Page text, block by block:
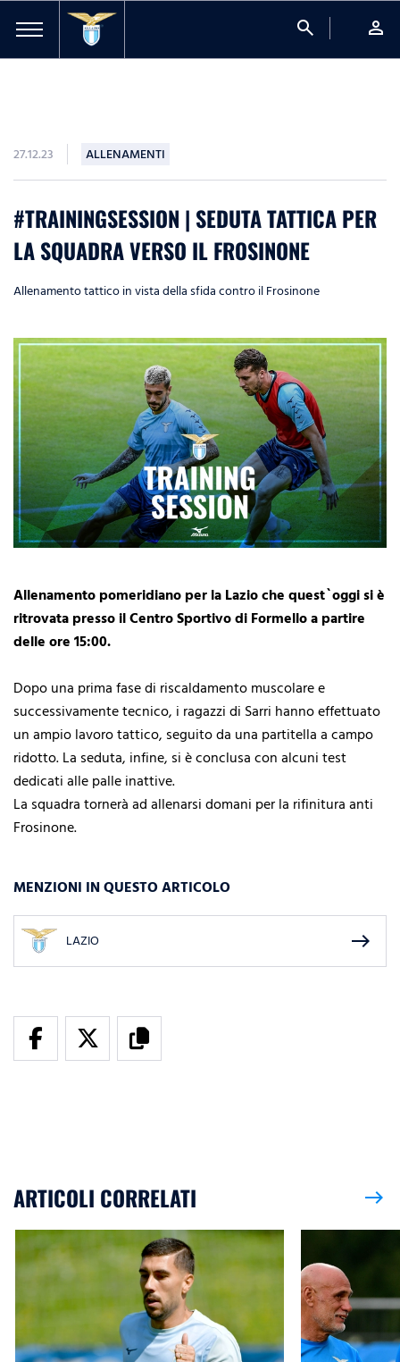
search person
27.12.23 ALLENAMENTI
#TRAININGSESSION | SEDUTA TATTICA PER
LA SQUADRA VERSO IL FROSINONE
Allenamento tattico in vista della sfida contro il Frosinone
Allenamento pomeridiano per la Lazio che quest`oggi si è
ritrovata presso il Centro Sportivo di Formello a partire
delle ore 15:00.
Dopo una prima fase di riscaldamento muscolare e
successivamente tecnico, i ragazzi di Sarri hanno effettuato
un ampio lavoro tattico, seguito da una partitella a campo
ridotto. La seduta, infine, si è conclusa con alcuni test
dedicati alle palle inattive.
La squadra tornerà ad allenarsi domani per la rifinitura anti
Frosinone.
MENZIONI IN QUESTO ARTICOLO
LAZIO east
ARTICOLI CORRELATI east